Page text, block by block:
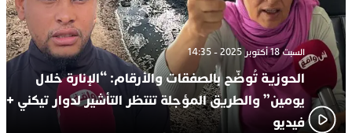
السبت 18 أكتوبر 2025 - 14:35
الحوزية تُوضّح بالصفقات والأرقام: “الإنارة خلال
يومين” والطريق المؤجلة تنتظر التأشير لدوار تيكني +
فيديو